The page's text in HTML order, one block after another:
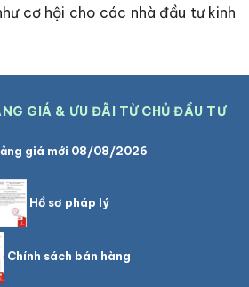
cơ hội cho các nhà đầu tư kinh
GIÁ & ƯU ĐÃI TỪ CHỦ ĐẦU TƯ
giá mới 08/08/2026
Hồ sơ pháp lý
Chính sách bán hàng